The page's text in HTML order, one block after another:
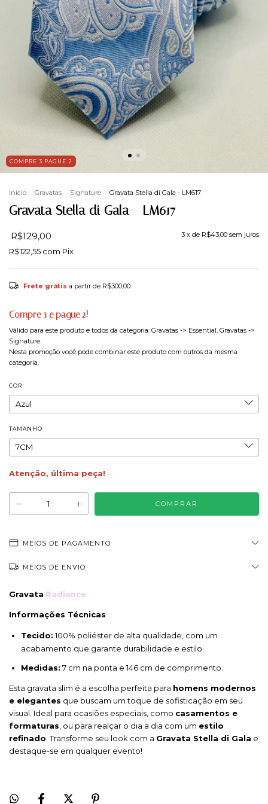
COMPRE 3 PAGUE 2
Início . Gravatas . Signature . Gravata Stella di Gala - LM617
Gravata Stella di Gala - LM617
R$129,00 3 x de R$43,00 sem juros
R$122,55 com Pix
Frete grátis a partir de R$300,00
Compre 3 e pague 2!
Válido para este produto e todos da categoria: Gravatas -> Essential, Gravatas ->
Signature.
Nesta promoção você pode combinar este produto com outros da mesma
categoria.
COR
TAMANHO
Atenção, última peça!
MEIOS DE PAGAMENTO
MEIOS DE ENVIO
Gravata Radiance
Informações Técnicas
Tecido:100% poliéster de alta qualidade, com um
acabamento que garante durabilidade e estilo.
Medidas: 7 cm na ponta e 146 cm de comprimento.
Esta gravata slim é a escolha perfeita para homens modernos
e elegantes que buscam um toque de sofisticação em seu
visual. Ideal para ocasiões especiais, como casamentos e
formaturas, ou para realçar o dia a dia com um estilo
refinado. Transforme seu look com a Gravata Stella di Gala e
destaque-se em qualquer evento!